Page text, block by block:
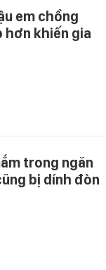
em chồng
hơn khiến gia
trong ngăn
bị dính đòn